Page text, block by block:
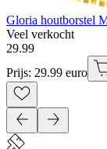
Gloria houtborstel
Veel verkocht
29.99
Prijs: 29.99 euro